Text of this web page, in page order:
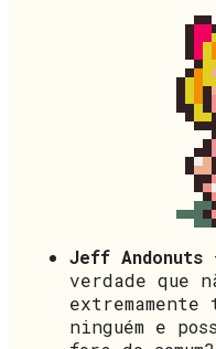
Jeff Andonuts
verdade que
ninguém e